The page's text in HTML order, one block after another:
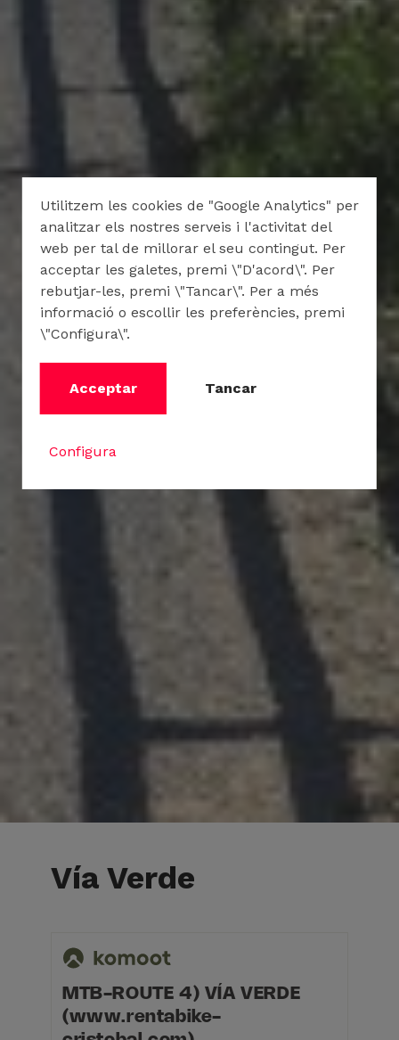
Vía Verde
Utilitzem les cookies de "Google Analytics" per
analitzar els nostres serveis i l'activitat del
web per tal de millorar el seu contingut. Per
acceptar les galetes, premi \"D'acord\". Per
rebutjar-les, premi \"Tancar\". Per a més
informació o escollir les preferències, premi
\"Configura\".
Acceptar Tancar
Configura